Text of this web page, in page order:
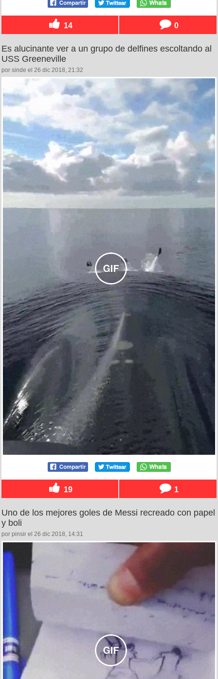
14 0
Es alucinante ver a un grupo de delfines escoltando al
USS Greeneville
por sinde el 26 dic 2018, 21:32
19 1
Uno de los mejores goles de Messi recreado con papel
y boli
por pinsir el 26 dic 2018, 14:31